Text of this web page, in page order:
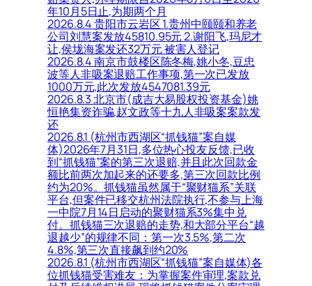
年10月5日止,为期两个月
2026.8.4 贵阳市云岩区 1.贵州中颐颐和养老
公司刘慧案发放45810.95元 2.谢阳飞,玛尼才
让,侯垅海案发还32万元 被害人登记
2026.8.4 南京市鼓楼区陈冬梅,姚小冬,豆忠
波等人非吸案退赔工作事项,第一次已发放
1000万元,此次发放4547081.39元
2026.8.3 北京市(成吉大易股权投资基金)姚
恒艳集资诈骗,赵文政等十九人非吸案案款发
还
2026.8.1 (杭州市西湖区“抓钱猫”案自媒
体)2026年7月31日,多位热心投友反馈,已收
到“抓钱猫”案的第三次退赔,并且此次回款金
额比前两次加起来的还要多,第三次回款比例
约为20%。抓钱猫虽然属于“聚财猫系”关联
平台,但案件已移交杭州法院执行,不参与上海
一中院7月14日启动的聚财猫系3%集中兑
付。抓钱猫三次退赔的走势,和大部分平台“越
退越少”的规律不同：第一次3.5%,第二次
4.8%,第三次直接飙到约20%
2026.8.1 (杭州市西湖区“抓钱猫”案自媒体)各
位抓钱猫受害难友：为掌握案件审理,案款兑